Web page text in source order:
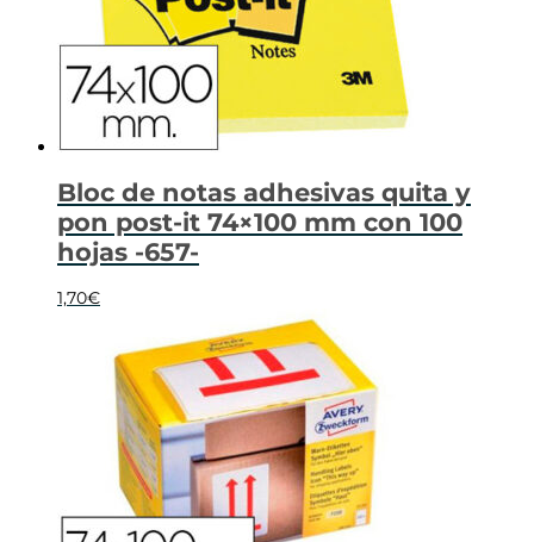
Bloc de notas adhesivas quita y
pon post-it 74×100 mm con 100
hojas -657-
1,70€